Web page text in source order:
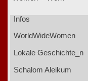
Infos
WorldWideWomen
Lokale Geschichte_n
Schalom Aleikum